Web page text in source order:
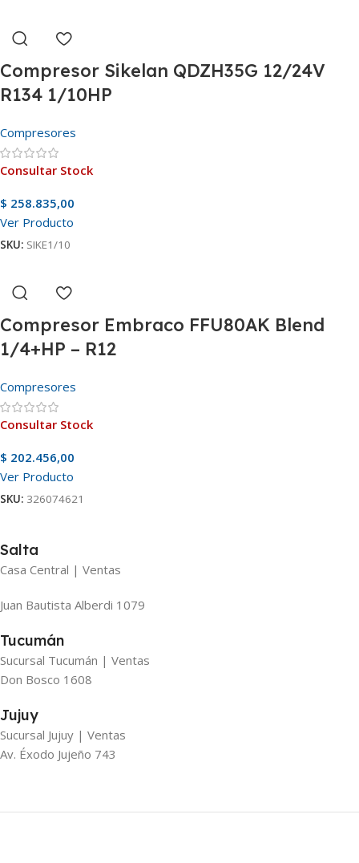
Compresor Sikelan QDZH35G 12/24V
R134 1/10HP
Compresores
Consultar Stock
$ 258.835,00
Ver Producto
SKU: SIKE1/10
Compresor Embraco FFU80AK Blend
1/4+HP – R12
Compresores
Consultar Stock
$ 202.456,00
Ver Producto
SKU: 326074621
Salta
Casa Central | Ventas
Juan Bautista Alberdi 1079
Tucumán
Sucursal Tucumán | Ventas
Don Bosco 1608
Jujuy
Sucursal Jujuy | Ventas
Av. Éxodo Jujeño 743